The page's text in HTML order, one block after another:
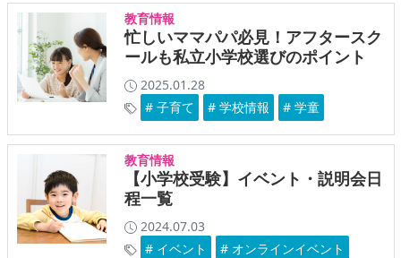
教育情報
忙しいママパパ必見！アフタースク
ールも私立小学校選びのポイント
2025.01.28
# 子育て
# 学校情報 # 学童
教育情報
【小学校受験】イベント・説明会日
程一覧
2024.07.03
# イベント
# オンラインイベント